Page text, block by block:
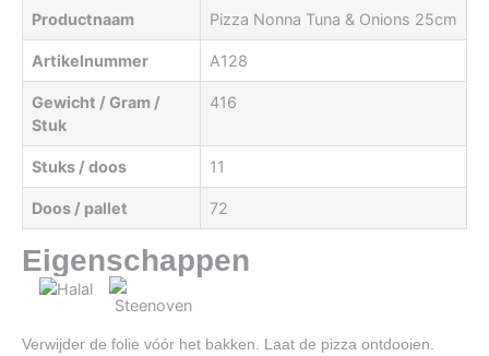
Productnaam Pizza Nonna Tuna & Onions 25cm
Artikelnummer A128
Gewicht / Gram /
Stuk
416
Stuks / doos 11
Doos / pallet 72
Eigenschappen
Verwijder de folie vóór het bakken. Laat de pizza ontdooien.